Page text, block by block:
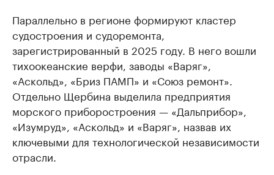
Параллельно в регионе формируют кластер
судостроения и судоремонта,
зарегистрированный в 2025 году. В него вошли
тихоокеанские верфи, заводы «Варяг»,
«Аскольд», «Бриз ПАМП» и «Союз ремонт».
Отдельно Щербина выделила предприятия
морского приборостроения — «Дальприбор»,
«Изумруд», «Аскольд» и «Варяг», назвав их
ключевыми для технологической независимости
отрасли.